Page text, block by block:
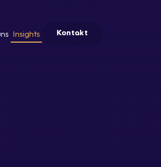
Insights Kontakt